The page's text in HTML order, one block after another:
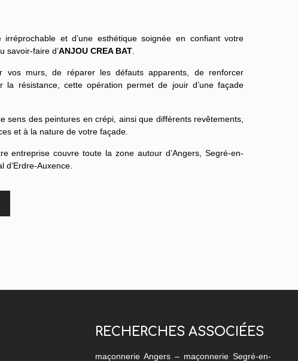
irréprochable et d’une esthétique soignée en confiant votre
savoir-faire d’ANJOU CREA BAT.
vos murs, de réparer les défauts apparents, de renforcer
la résistance, cette opération permet de jouir d’une façade
sens des peintures en crépi, ainsi que différents revêtements,
et à la nature de votre façade.
entreprise couvre toute la zone autour d’Angers, Segré-en-
d’Erdre-Auxence.
RECHERCHES ASSOCIÉES
maçonnerie Angers– maçonnerie Segré-en-